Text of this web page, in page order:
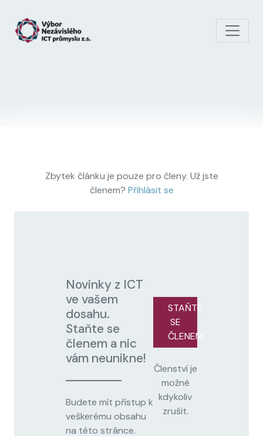
Zbytek článku je pouze pro členy. Už jste
členem? Přihlásit se
Novinky z ICT
ve vašem
dosahu.
Staňte se
členem a nic
vám neunikne!
Budete mít přístup k
veškerému obsahu
na této stránce.
STAŇTE
SE
ČLENEM
Členství je
možné
kdykoliv
zrušit.